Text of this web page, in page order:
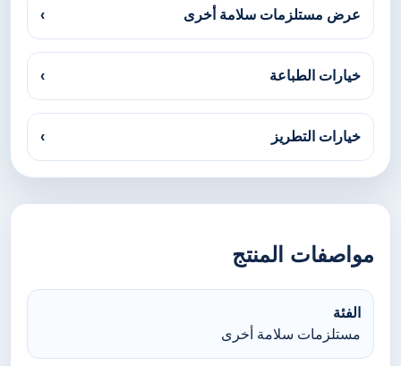
عرض مستلزمات سلامة أخرى ›
خيارات الطباعة ›
خيارات التطريز ›
مواصفات المنتج
الفئة
مستلزمات سلامة أخرى